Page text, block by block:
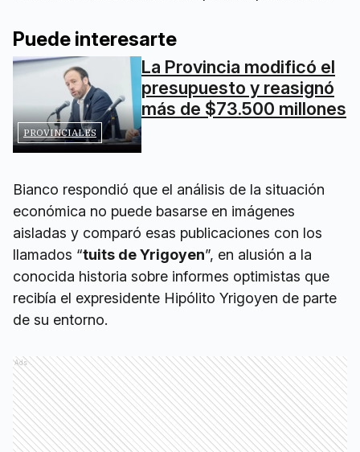
Puede interesarte
PROVINCIALES
La Provincia modificó el
presupuesto y reasignó
más de $73.500 millones
Bianco respondió que el análisis de la situación
económica no puede basarse en imágenes
aisladas y comparó esas publicaciones con los
llamados “tuits de Yrigoyen”, en alusión a la
conocida historia sobre informes optimistas que
recibía el expresidente Hipólito Yrigoyen de parte
de su entorno.
Ads